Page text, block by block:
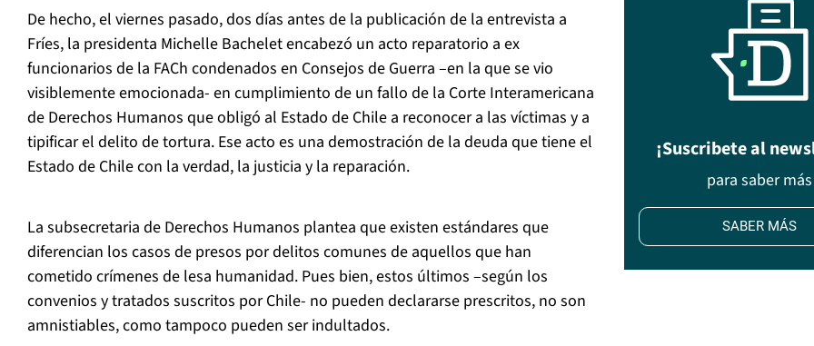
De hecho, el viernes pasado, dos días antes de la publicación de la entrevista a
Fríes, la presidenta Michelle Bachelet encabezó un acto reparatorio a ex
funcionarios de la FACh condenados en Consejos de Guerra –en la que se vio
visiblemente emocionada- en cumplimiento de un fallo de la Corte Interamericana
de Derechos Humanos que obligó al Estado de Chile a reconocer a las víctimas y a
tipificar el delito de tortura. Ese acto es una demostración de la deuda que tiene el
Estado de Chile con la verdad, la justicia y la reparación.
La subsecretaria de Derechos Humanos plantea que existen estándares que
diferencian los casos de presos por delitos comunes de aquellos que han
cometido crímenes de lesa humanidad. Pues bien, estos últimos –según los
convenios y tratados suscritos por Chile- no pueden declararse prescritos, no son
amnistiables, como tampoco pueden ser indultados.
¡Suscribete al
para saber más
SABER MÁS